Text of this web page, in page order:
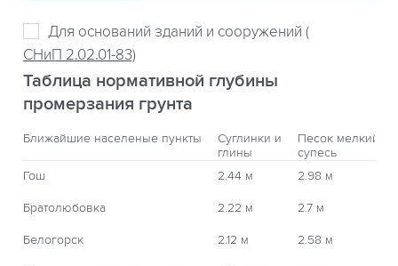
Для оснований зданий и сооружений (
СНиП 2.02.01-83)
Таблица нормативной глубины
промерзания грунта
Ближайшие населеные пункты
Суглинки и
глины
Песок мелкий,
супесь
Гош
2.44 м 2.98 м
Братолюбовка 2.22 м 2.7 м
Белогорск 2.12 м 2.58 м